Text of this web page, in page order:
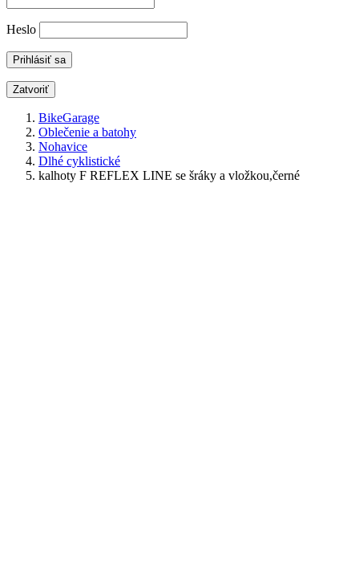
Heslo
Zatvoriť
BikeGarage
Oblečenie a batohy
Nohavice
Dlhé cyklistické
kalhoty F REFLEX LINE se šráky a vložkou,černé